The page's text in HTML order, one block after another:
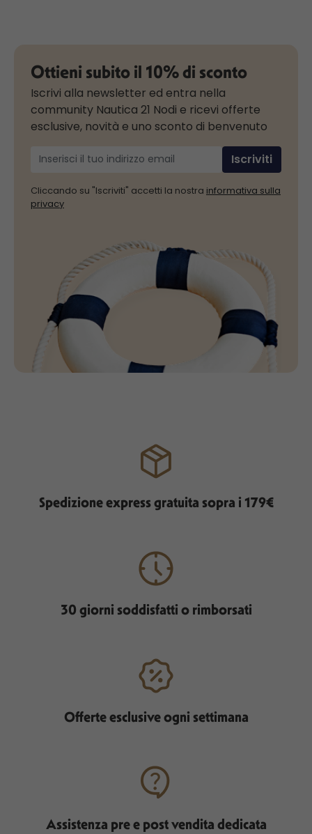
Ottieni subito il 10% di sconto
Iscrivi alla newsletter ed entra nella
community Nautica 21 Nodi e ricevi offerte
esclusive, novità e uno sconto di benvenuto
Iscriviti
Cliccando su "Iscriviti" accetti la nostra informativa sulla
privacy
Spedizione express gratuita sopra i 179€
30 giorni soddisfatti o rimborsati
Offerte esclusive ogni settimana
Assistenza pre e post vendita dedicata